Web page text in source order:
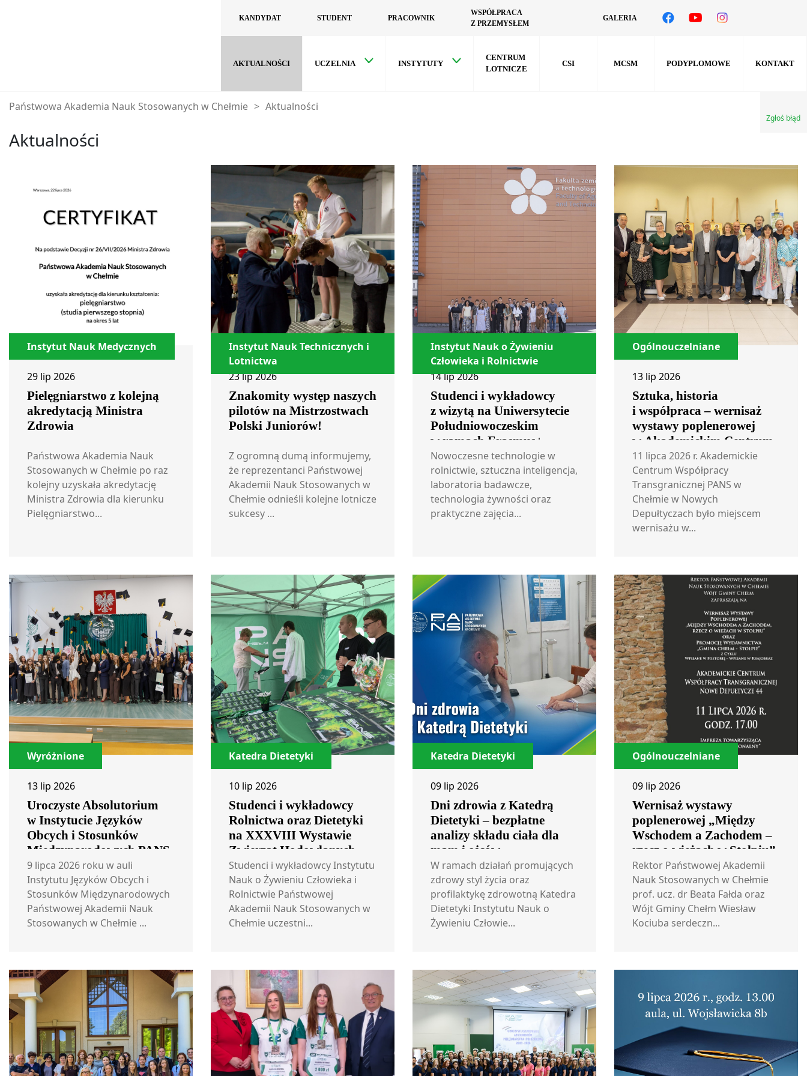
KANDYDAT STUDENT PRACOWNIK
WSPÓŁPRACA
Z PRZEMYSŁEM
GALERIA
AKTUALNOŚCI UCZELNIA INSTYTUTY
CENTRUM
LOTNICZE
CSI MCSM PODYPLOMOWE KONTAKT
Zgłoś błąd
Państwowa Akademia Nauk Stosowanych w Chełmie > Aktualności
Aktualności
Instytut Nauk Medycznych
29 lip 2026
Pielęgniarstwo z kolejną
akredytacją Ministra
Zdrowia
Państwowa Akademia Nauk
Stosowanych w Chełmie po raz
kolejny uzyskała akredytację
Ministra Zdrowia dla kierunku
Pielęgniarstwo...
Instytut Nauk Technicznych i
Lotnictwa
23 lip 2026
Znakomity występ naszych
pilotów na Mistrzostwach
Polski Juniorów!
Z ogromną dumą informujemy,
że reprezentanci Państwowej
Akademii Nauk Stosowanych w
Chełmie odnieśli kolejne lotnicze
sukcesy ...
Instytut Nauk o Żywieniu
Człowieka i Rolnictwie
14 lip 2026
Studenci i wykładowcy
z wizytą na Uniwersytecie
Południowoczeskim
w ramach Erasmus+
Nowoczesne technologie w
rolnictwie, sztuczna inteligencja,
laboratoria badawcze,
technologia żywności oraz
praktyczne zajęcia...
Ogólnouczelniane
13 lip 2026
Sztuka, historia
i współpraca – wernisaż
wystawy poplenerowej
w Akademickim Centrum
Współpracy
Transgranicznej
11 lipca 2026 r. Akademickie
Centrum Współpracy
Transgranicznej PANS w
Chełmie w Nowych
Depułtyczach było miejscem
wernisażu w...
Wyróżnione
13 lip 2026
Uroczyste Absolutorium
w Instytucie Języków
Obcych i Stosunków
Międzynarodowych PANS
w Chełmie
9 lipca 2026 roku w auli
Instytutu Języków Obcych i
Stosunków Międzynarodowych
Państwowej Akademii Nauk
Stosowanych w Chełmie ...
Katedra Dietetyki
10 lip 2026
Studenci i wykładowcy
Rolnictwa oraz Dietetyki
na XXXVIII Wystawie
Zwierząt Hodowlanych
w Sitnie
Studenci i wykładowcy Instytutu
Nauk o Żywieniu Człowieka i
Rolnictwie Państwowej
Akademii Nauk Stosowanych w
Chełmie uczestni...
Katedra Dietetyki
09 lip 2026
Dni zdrowia z Katedrą
Dietetyki – bezpłatne
analizy składu ciała dla
mam i ojców
W ramach działań promujących
zdrowy styl życia oraz
profilaktykę zdrowotną Katedra
Dietetyki Instytutu Nauk o
Żywieniu Człowie...
Ogólnouczelniane
09 lip 2026
Wernisaż wystawy
poplenerowej „Między
Wschodem a Zachodem –
rzecz o wieżach w Stołpiu”
Rektor Państwowej Akademii
Nauk Stosowanych w Chełmie
prof. ucz. dr Beata Fałda oraz
Wójt Gminy Chełm Wiesław
Kociuba serdeczn...